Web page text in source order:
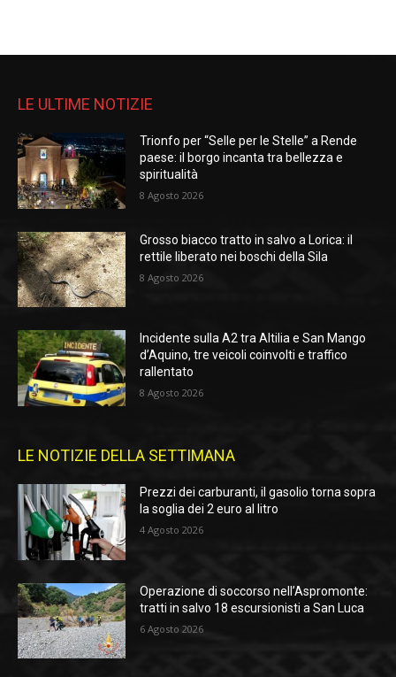
LE ULTIME NOTIZIE
Trionfo per “Selle per le Stelle” a Rende
paese: il borgo incanta tra bellezza e
spiritualità
8 Agosto 2026
Grosso biacco tratto in salvo a Lorica: il
rettile liberato nei boschi della Sila
8 Agosto 2026
Incidente sulla A2 tra Altilia e San Mango
d’Aquino, tre veicoli coinvolti e traffico
rallentato
8 Agosto 2026
LE NOTIZIE DELLA SETTIMANA
Prezzi dei carburanti, il gasolio torna sopra
la soglia dei 2 euro al litro
4 Agosto 2026
Operazione di soccorso nell’Aspromonte:
tratti in salvo 18 escursionisti a San Luca
6 Agosto 2026